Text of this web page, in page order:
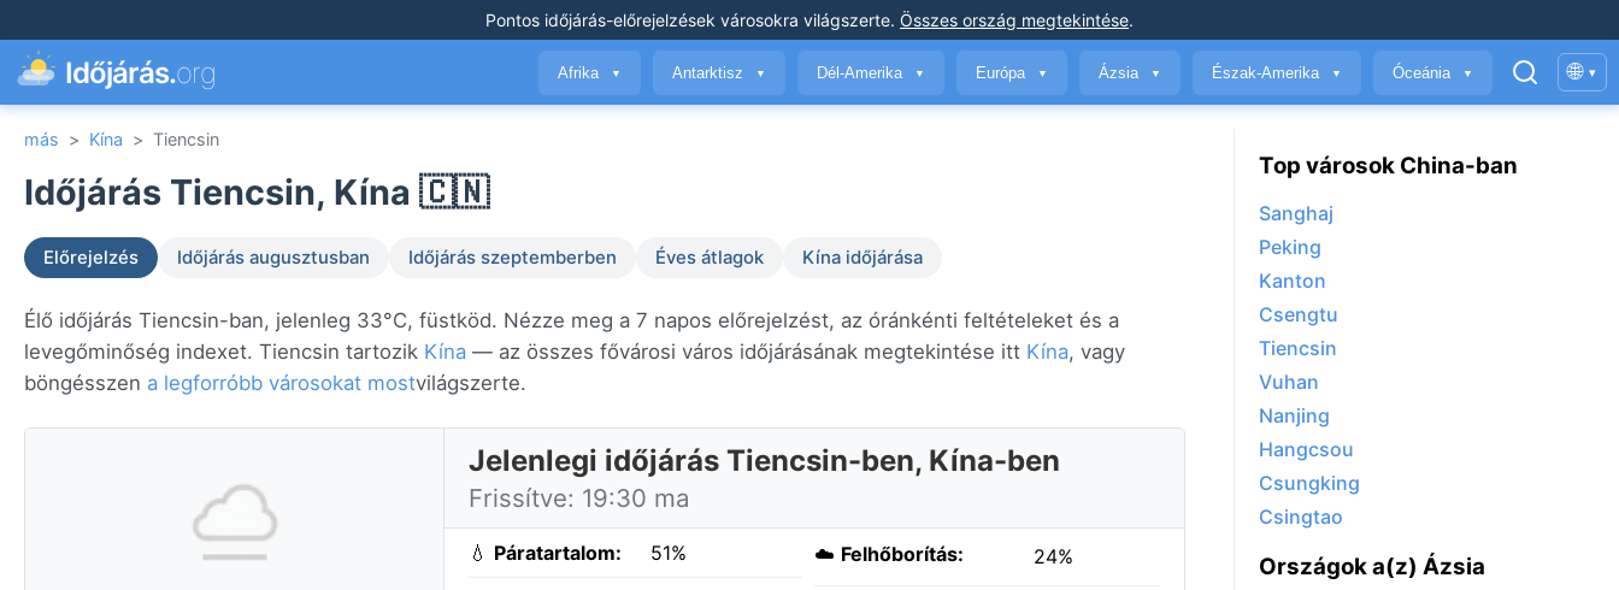
Pontos időjárás-előrejelzések városokra világszerte. Összes ország megtekintése.
Időjárás.org Afrika ▼ Antarktisz ▼ Dél-Amerika ▼ Európa ▼ Ázsia ▼ Észak-Amerika ▼ Óceánia ▼ 🌐 ▾
más > Kína > Tiencsin
Időjárás Tiencsin, Kína 🇨🇳
Előrejelzés Időjárás augusztusban Időjárás szeptemberben Éves átlagok Kína időjárása
Élő időjárás Tiencsin-ban, jelenleg 33°C, füstköd. Nézze meg a 7 napos előrejelzést, az óránkénti feltételeket és a
levegőminőség indexet. Tiencsin tartozik Kína — az összes fővárosi város időjárásának megtekintése itt Kína, vagy
böngésszen a legforróbb városokat mostvilágszerte.
Jelenlegi időjárás Tiencsin-ben, Kína-ben
Frissítve: 19:30 ma
💧 Páratartalom: 51% ☁️ Felhőborítás: 24%
Top városok China-ban
Sanghaj
Peking
Kanton
Csengtu
Tiencsin
Vuhan
Nanjing
Hangcsou
Csungking
Csingtao
Országok a(z) Ázsia